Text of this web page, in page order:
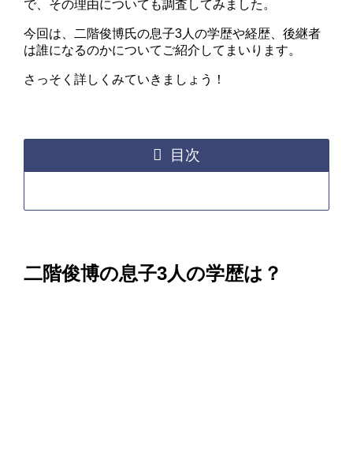
で、その理由についても調査してみました。
今回は、二階俊博氏の息子3人の学歴や経歴、後継者
は誰になるのかについてご紹介してまいります。
さっそく詳しくみていきましょう！
目次
二階俊博の息子3人の学歴は？